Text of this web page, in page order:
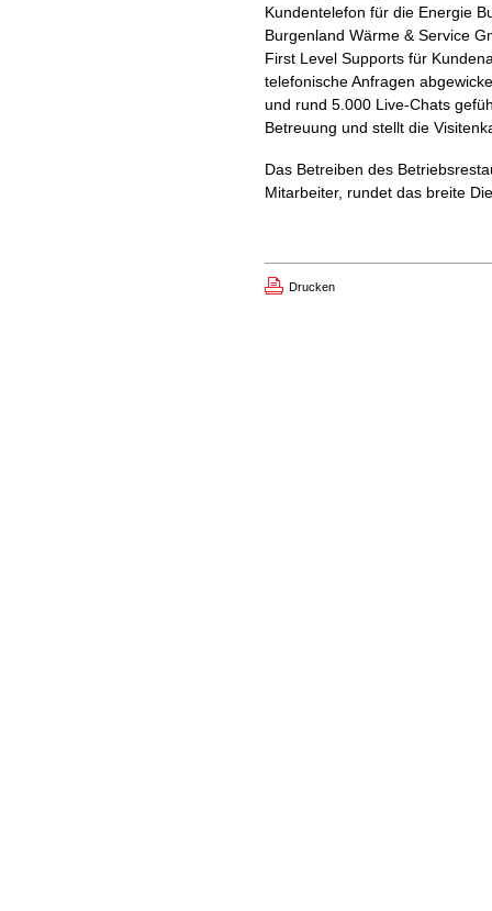
Kundentelefon für die Energie
Burgenland Wärme & Service
First Level Supports für
telefonische Anfragen
und rund 5.000 Live-Chats
Betreuung und stellt die
Das Betreiben des
Mitarbeiter, rundet das breite
Drucken